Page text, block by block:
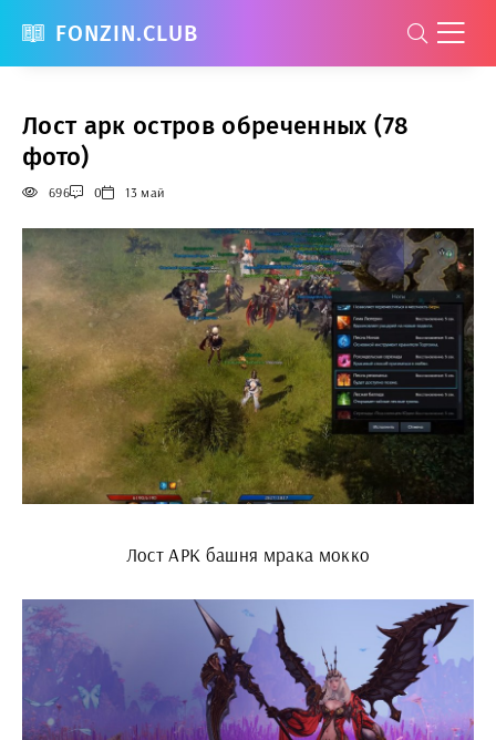
FONZIN.CLUB
Лост арк остров обреченных (78
фото)
696 0 13 май
Лост АРК башня мрака мокко